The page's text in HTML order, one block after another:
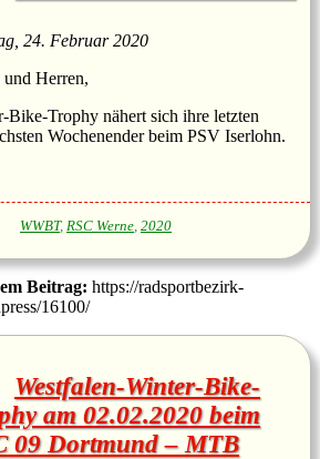
24. Februar 2020
und Herren,
Bike-Trophy nähert sich ihre letzten
Wochenender beim PSV Iserlohn.
WWBT, RSC Werne, 2020
Beitrag: https://radsportbezirk-
16100/
Westfalen-Winter-Bike-
am 02.02.2020 beim
09 Dortmund – MTB